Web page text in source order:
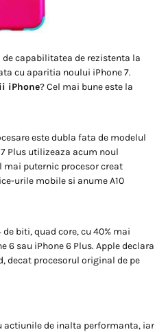
capabilitatea de rezistenta la
cu aparitia noului iPhone 7.
iPhone? Cel mai bune este la
este dubla fata de modelul
Plus utilizeaza acum noul
mai puternic procesor creat
urile mobile si anume A10
biti, quad core, cu 40% mai
6 sau iPhone 6 Plus. Apple declara
decat procesorul original de pe
actiunile de inalta performanta, iar